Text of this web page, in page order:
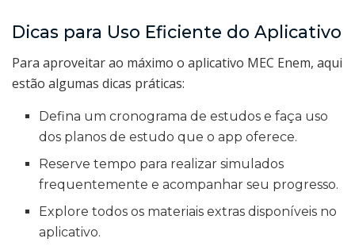
Dicas para Uso Eficiente do Aplicativo
Para aproveitar ao máximo o aplicativo MEC Enem, aqui
estão algumas dicas práticas:
Defina um cronograma de estudos e faça uso
dos planos de estudo que o app oferece.
Reserve tempo para realizar simulados
frequentemente e acompanhar seu progresso.
Explore todos os materiais extras disponíveis no
aplicativo.